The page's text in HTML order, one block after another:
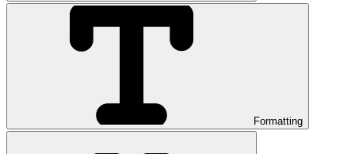
Formatting